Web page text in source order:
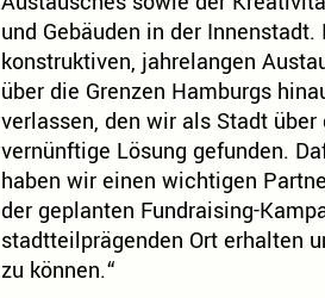
und Gebäuden in der
konstruktiven, jahrelangen
über die Grenzen Hamburgs
verlassen, den wir als Stadt
vernünftige Lösung gefunden.
haben wir einen wichtigen
der geplanten Fundraising-
stadtteilprägenden Ort erhalten
zu können.“